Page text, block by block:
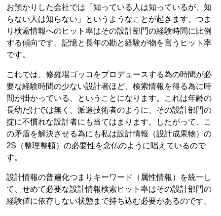
お預かりした会社では「知っている人は知っているが、知
らない人は知らない」というようなことが起きます。つま
り検索情報へのヒット率はその設計部門の経験時間に比例
する傾向です。記憶と長年の勘と経験が物を言うヒット率
です。
これでは、修羅場ゴッコをプロデュースする為の時間が必
要な経験時間の少ない設計者ほど、検索情報を得る為に時
間が掛かっている、ということになります。これは年齢の
長幼だけでは無く、派遣技術者のように、その設計部門の
掟に不慣れな設計者にも当てはまります。したがって、こ
の矛盾を解決させる為にも私は設計情報（設計成果物）の
2S（整理整頓）の必要性を念仏のように唱えているので
す。
設計情報の普遍化つまりキーワード（属性情報）を統一し
て、せめて必要な設計情報検索ヒット率はその設計部門の
経験値に依存しない状態まで持ち込む必要があるのです。